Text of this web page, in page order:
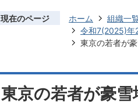
現在のページ ホーム 組織一
令和7(2025)年
東京の若者が
東京の若者が豪